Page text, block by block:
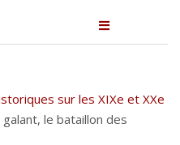
sur les XIXe et XXe
le bataillon des